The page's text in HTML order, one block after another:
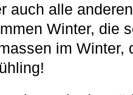
auch alle
Winter, die
im Winter,